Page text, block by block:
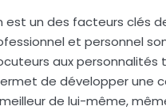
un des facteurs clés
et personnel
aux personnalités
de développer une
de lui-même,